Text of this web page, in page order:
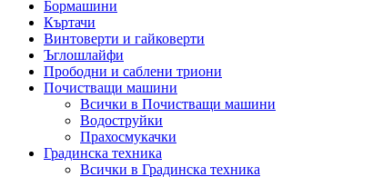
Бормашини
Къртачи
Винтоверти и гайковерти
Ъглошлайфи
Прободни и саблени триони
Почистващи машини
Всички в Почистващи машини
Водоструйки
Прахосмукачки
Градинска техника
Всички в Градинска техника